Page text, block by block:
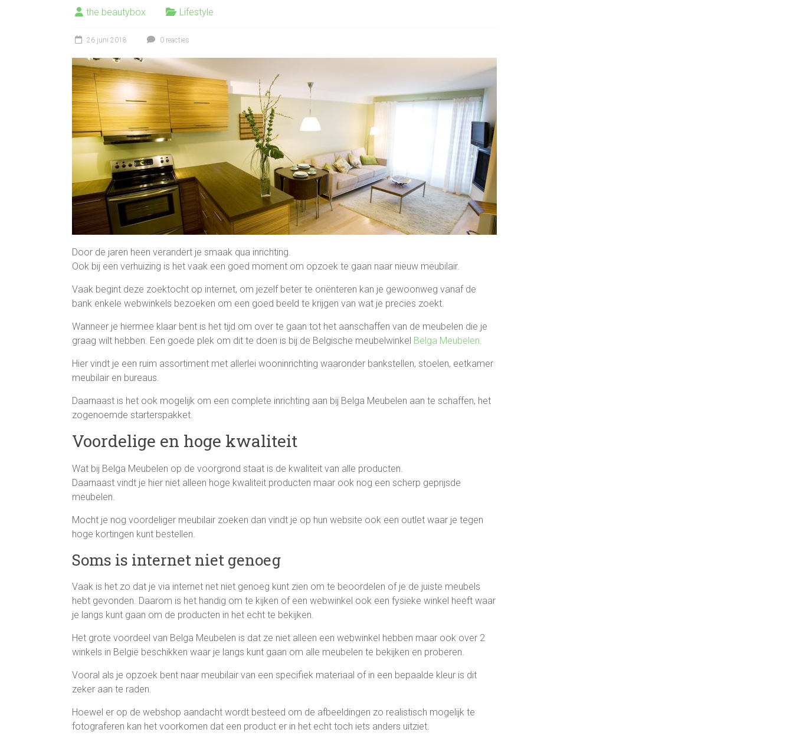
the beautybox Lifestyle
26 juni 2018 0 reacties
Door de jaren heen verandert je smaak qua inrichting.
Ook bij een verhuizing is het vaak een goed moment om opzoek te gaan naar nieuw meubilair.
Vaak begint deze zoektocht op internet, om jezelf beter te oriënteren kan je gewoonweg vanaf de
bank enkele webwinkels bezoeken om een goed beeld te krijgen van wat je precies zoekt.
Wanneer je hiermee klaar bent is het tijd om over te gaan tot het aanschaffen van de meubelen die je
graag wilt hebben. Een goede plek om dit te doen is bij de Belgische meubelwinkel Belga Meubelen.
Hier vindt je een ruim assortiment met allerlei wooninrichting waaronder bankstellen, stoelen, eetkamer
meubilair en bureaus.
Daarnaast is het ook mogelijk om een complete inrichting aan bij Belga Meubelen aan te schaffen, het
zogenoemde starterspakket.
Voordelige en hoge kwaliteit
Wat bij Belga Meubelen op de voorgrond staat is de kwaliteit van alle producten.
Daarnaast vindt je hier niet alleen hoge kwaliteit producten maar ook nog een scherp geprijsde
meubelen.
Mocht je nog voordeliger meubilair zoeken dan vindt je op hun website ook een outlet waar je tegen
hoge kortingen kunt bestellen.
Soms is internet niet genoeg
Vaak is het zo dat je via internet net niet genoeg kunt zien om te beoordelen of je de juiste meubels
hebt gevonden. Daarom is het handig om te kijken of een webwinkel ook een fysieke winkel heeft waar
je langs kunt gaan om de producten in het echt te bekijken.
Het grote voordeel van Belga Meubelen is dat ze niet alleen een webwinkel hebben maar ook over 2
winkels in België beschikken waar je langs kunt gaan om alle meubelen te bekijken en proberen.
Vooral als je opzoek bent naar meubilair van een specifiek materiaal of in een bepaalde kleur is dit
zeker aan te raden.
Hoewel er op de webshop aandacht wordt besteed om de afbeeldingen zo realistisch mogelijk te
fotograferen kan het voorkomen dat een product er in het echt toch iets anders uitziet.